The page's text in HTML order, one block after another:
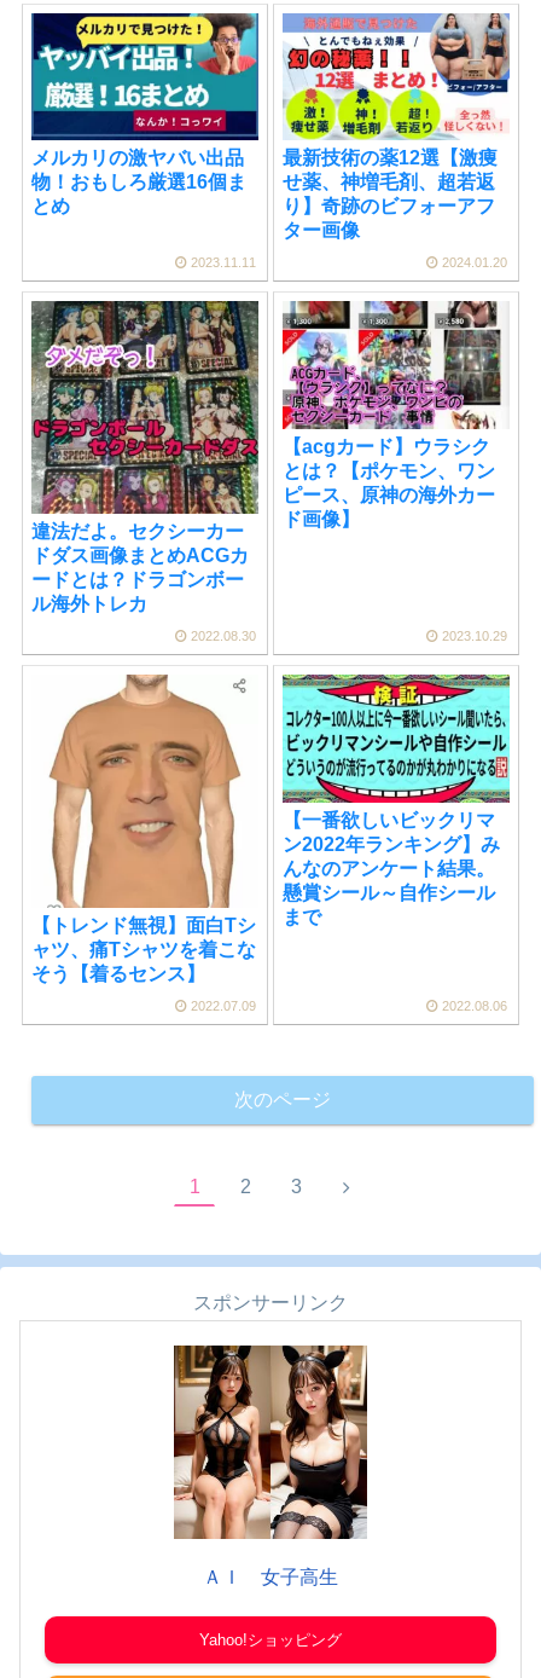
メルカリの激ヤバい出品
物！おもしろ厳選16個ま
とめ
2023.11.11
最新技術の薬12選【激痩
せ薬、神増毛剤、超若返
り】奇跡のビフォーアフ
ター画像
2024.01.20
違法だよ。セクシーカー
ドダス画像まとめACGカ
ードとは？ドラゴンボー
ル海外トレカ
2022.08.30
【acgカード】ウラシク
とは？【ポケモン、ワン
ピース、原神の海外カー
ド画像】
2023.10.29
【トレンド無視】面白Tシ
ャツ、痛Tシャツを着こな
そう【着るセンス】
2022.07.09
【一番欲しいビックリマ
ン2022年ランキング】み
んなのアンケート結果。
懸賞シール～自作シール
まで
2022.08.06
次のページ
1 2 3
スポンサーリンク
ＡＩ 女子高生
Yahoo!ショッピング